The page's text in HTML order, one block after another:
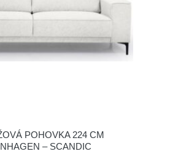
POHOVKA 224 CM
– SCANDIC